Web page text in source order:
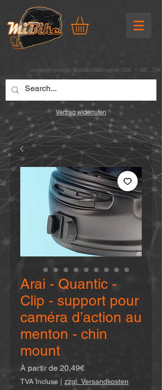
Livraison gratuite depuis l’Allemagne : 50€ UE : 75€
Vertrag widerrufen
Arai - Quantic -
Clip - support pour
caméra d’action au
menton - chin
mount
À partir de 20,49€Prix
promotionnel
TVA Incluse zzgl. Versandkosten